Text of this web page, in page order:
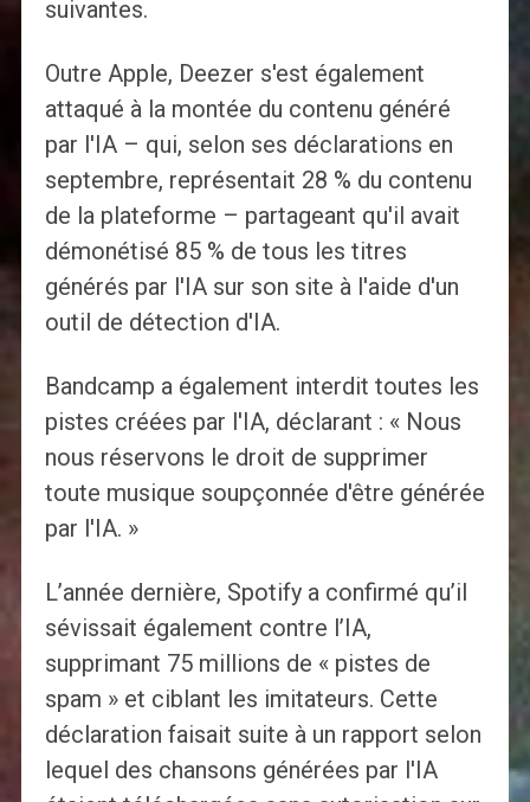
suivantes.
Outre Apple, Deezer s'est également
attaqué à la montée du contenu généré
par l'IA – qui, selon ses déclarations en
septembre, représentait 28 % du contenu
de la plateforme – partageant qu'il avait
démonétisé 85 % de tous les titres
générés par l'IA sur son site à l'aide d'un
outil de détection d'IA.
Bandcamp a également interdit toutes les
pistes créées par l'IA, déclarant : « Nous
nous réservons le droit de supprimer
toute musique soupçonnée d'être générée
par l'IA. »
L’année dernière, Spotify a confirmé qu’il
sévissait également contre l’IA,
supprimant 75 millions de « pistes de
spam » et ciblant les imitateurs. Cette
déclaration faisait suite à un rapport selon
lequel des chansons générées par l'IA